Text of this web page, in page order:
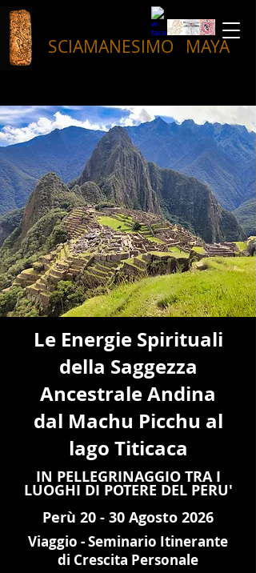
SCIAMANESIMO MAYA
Le Energie Spirituali
della Saggezza
Ancestrale Andina
dal Machu Picchu al
lago Titicaca
IN PELLEGRINAGGIO TRA I
LUOGHI DI POTERE DEL PERU'
Perù 20 - 30 Agosto 2026
Viaggio - Seminario Itinerante
di Crescita Personale